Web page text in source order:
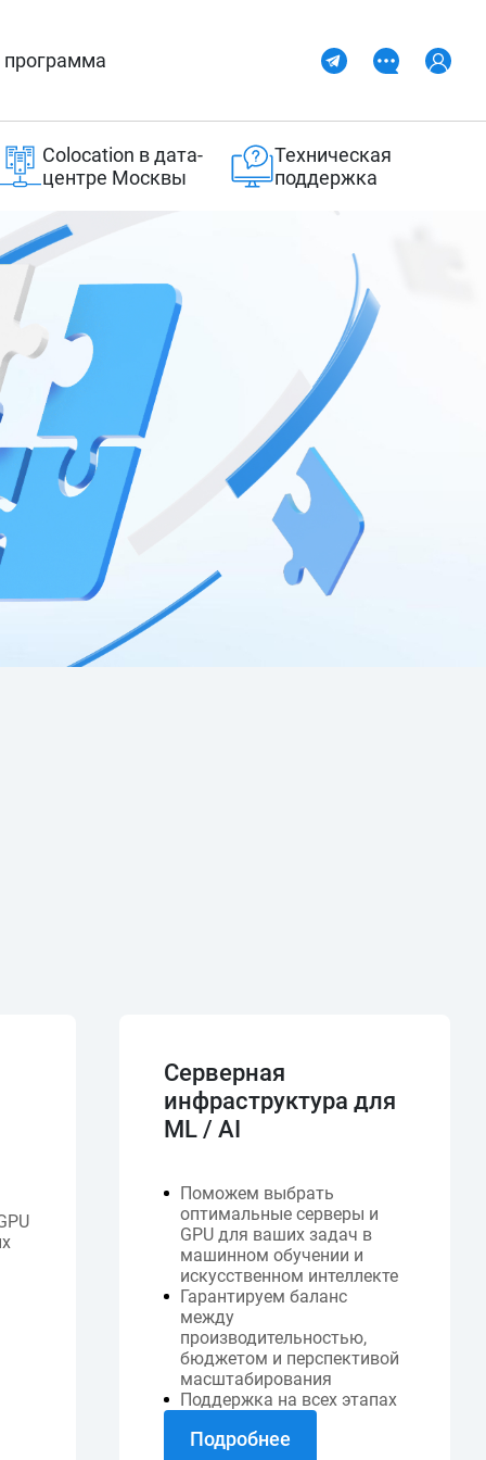
программа
Colocation в дата-
центре Москвы
Техническая
поддержка
Серверная
инфраструктура для
ML / AI
Поможем выбрать
оптимальные серверы и
GPU для ваших задач в
машинном обучении и
искусственном интеллекте
Гарантируем баланс
между
производительностью,
бюджетом и перспективой
масштабирования
Поддержка на всех этапах
Подробнее